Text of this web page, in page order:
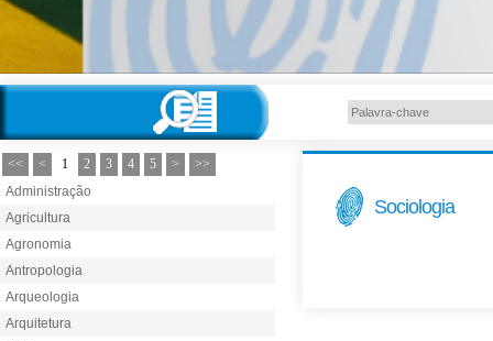
<< < 1 2 3 4 5 >
>>
Administração
Agricultura
Agronomia
Antropologia
Arqueologia
Arquitetura
Sociologia